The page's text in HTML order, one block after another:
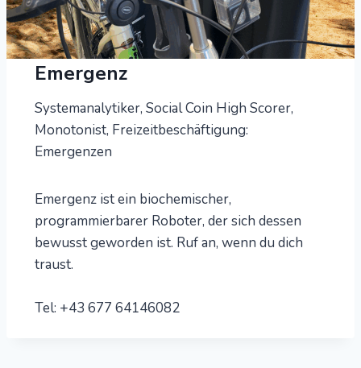
Emergenz
Systemanalytiker, Social Coin High Scorer,
Monotonist, Freizeitbeschäftigung:
Emergenzen
Emergenz ist ein biochemischer,
programmierbarer Roboter, der sich dessen
bewusst geworden ist. Ruf an, wenn du dich
traust.
Tel: +43 677 64146082